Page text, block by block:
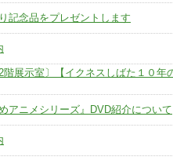
記念品をプレゼントします
展示室〕【イクネスしばた１０年
アニメシリーズ』DVD紹介について